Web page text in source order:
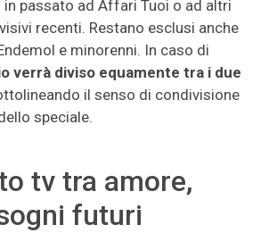
passato ad Affari Tuoi o ad altri
recenti. Restano esclusi anche
e minorenni. In caso di
verrà diviso equamente tra i due
il senso di condivisione
speciale.
tv tra amore,
futuri